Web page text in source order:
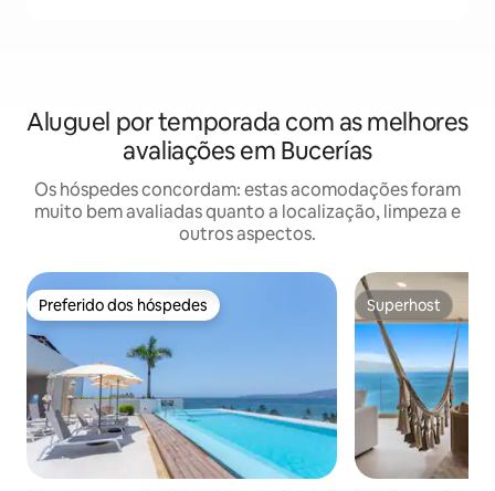
Aluguel por temporada com as melhores
avaliações em Bucerías
Os hóspedes concordam: estas acomodações foram
muito bem avaliadas quanto a localização, limpeza e
outros aspectos.
Preferido dos hóspedes
Preferido dos hóspedes Superhost
Superhost